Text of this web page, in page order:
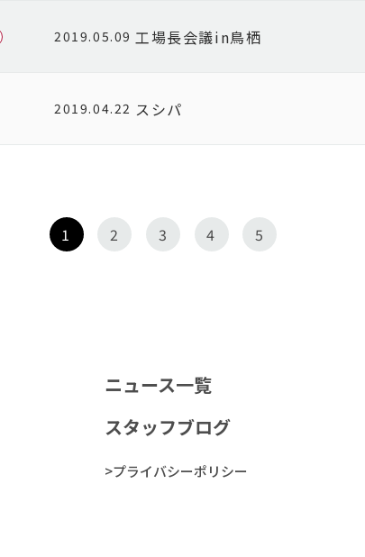
2019.05.09 工場長会議in鳥栖
2019.04.22 スシパ
1 2 3 4 5
ニュース一覧
スタッフブログ
>プライバシーポリシー